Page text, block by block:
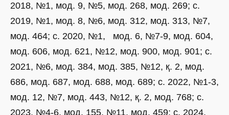
2018, №1, мод. 9, №5, мод. 268, мод. 269; с.
2019, №1, мод. 8, №6, мод. 312, мод. 313, №7,
мод. 464; с. 2020, №1, мод. 6, №7-9, мод. 604,
мод. 606, мод. 621, №12, мод. 900, мод. 901; с.
2021, №6, мод. 384, мод. 385, №12, қ. 2, мод.
686, мод. 687, мод. 688, мод. 689; с. 2022, №1-3,
мод. 12, №7, мод. 443, №12, қ. 2, мод. 768; с.
2023, №4-6, мод. 155, №11, мод. 459; с. 2024,